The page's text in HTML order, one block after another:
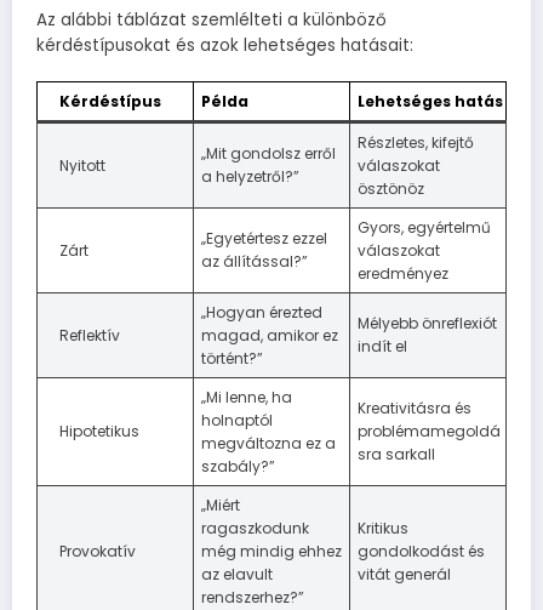
Az alábbi táblázat szemlélteti a különböző
kérdéstípusokat és azok lehetséges hatásait:
Kérdéstípus Példa Lehetséges hatás
Nyitott
„Mit gondolsz erről
a helyzetről?”
Részletes, kifejtő
válaszokat
ösztönöz
Zárt
„Egyetértesz ezzel
az állítással?”
Gyors, egyértelmű
válaszokat
eredményez
Reflektív
„Hogyan érezted
magad, amikor ez
történt?”
Mélyebb önreflexiót
indít el
Hipotetikus
„Mi lenne, ha
holnaptól
megváltozna ez a
szabály?”
Kreativitásra és
problémamegoldá
sra sarkall
Provokatív
„Miért
ragaszkodunk
még mindig ehhez
az elavult
rendszerhez?”
Kritikus
gondolkodást és
vitát generál